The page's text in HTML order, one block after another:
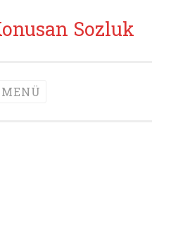
Sozluk
MENÜ